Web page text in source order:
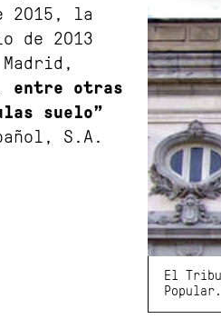
2015, la
de 2013
entre otras
suelo”
S.A.
El
Popular.